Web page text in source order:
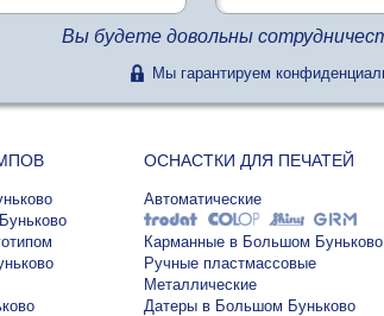
Вы будете довольны
Мы гарантируем
ОСНАСТКИ ДЛЯ ПЕЧАТЕЙ
Автоматические
Карманные в Большом Буньково
Ручные пластмассовые
Металлические
Датеры в Большом Буньково